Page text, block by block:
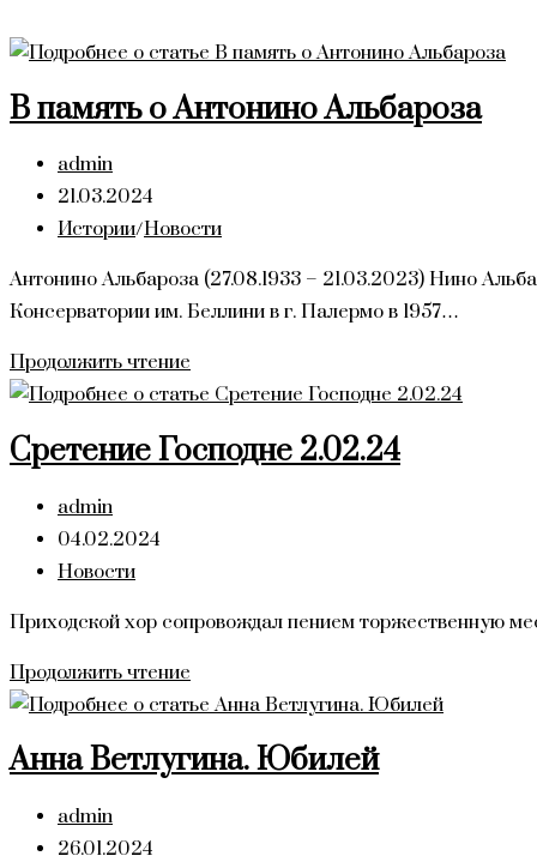
В память о Антонино Альбароза
Автор
записи:
admin
Запись
опубликована:
21.03.2024
Рубрика
Истории/Новости
Антонино Альбароза (27.08.1933 – 21.03.2023) Нино
Консерватории им. Беллини в г. Палермо в 1957…
Продолжить чтение
память
Антонино
Сретение Господне 2.02.24
Автор
записи:
admin
Запись
опубликована:
04.02.2024
Рубрика
Новости
Приходской хор сопровождал пением торжественную
Продолжить чтение
Господне
Анна Ветлугина. Юбилей
Автор
записи:
admin
Запись
26.01.2024